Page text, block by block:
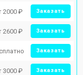
2000 ₽ Заказать
2600 ₽ Заказать
Заказать
3000 ₽ Заказать